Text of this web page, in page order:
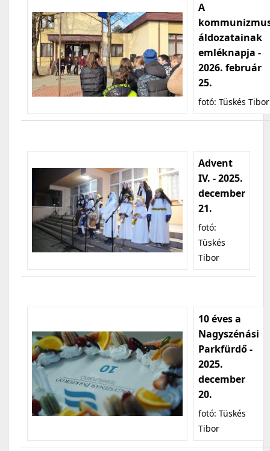
A
áldozatainak
emléknapja -
2026. február
25.
fotó: Tüskés Tibor
Advent
IV. - 2025.
december
21.
fotó:
Tüskés
Tibor
10 éves a
Nagyszénási
Parkfürdő -
2025.
december
20.
fotó: Tüskés
Tibor